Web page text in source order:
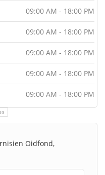
09:00 AM - 18:00 PM
09:00 AM - 18:00 PM
09:00 AM - 18:00 PM
09:00 AM - 18:00 PM
09:00 AM - 18:00 PM
Oidfond,